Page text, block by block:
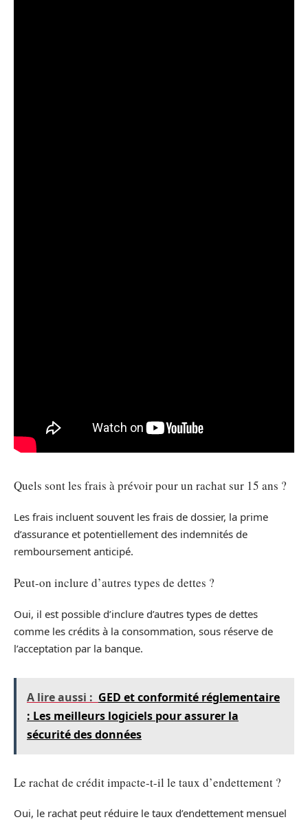
Quels sont les frais à prévoir pour un rachat sur 15 ans ?
Les frais incluent souvent les frais de dossier, la prime
d’assurance et potentiellement des indemnités de
remboursement anticipé.
Peut-on inclure d’autres types de dettes ?
Oui, il est possible d’inclure d’autres types de dettes
comme les crédits à la consommation, sous réserve de
l’acceptation par la banque.
A lire aussi : GED et conformité réglementaire
: Les meilleurs logiciels pour assurer la
sécurité des données
Le rachat de crédit impacte-t-il le taux d’endettement ?
Oui, le rachat peut réduire le taux d’endettement mensuel